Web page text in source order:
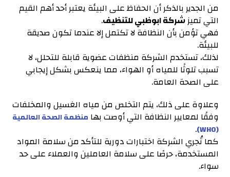
من الجدير بالذكر أن الحفاظ على البيئة يعتبر أحد أهم القيم
التي تميزشركة ابوظبي للتنظيف.
فهي تؤمن بأن النظافة لا تكتمل إلا عندما تكون صديقة
للبيئة.
لذلك، تستخدم الشركة منظفات عضوية قابلة للتحلل، لا
تسبب تلوثًا للمياه أو الهواء، مما ينعكس بشكل إيجابي
على الصحة العامة.
وعلاوة على ذلك، يتم التخلص من مياه الغسيل والمخلفات
وفقًا لمعايير النظافة التي أوصت بها منظمة الصحة العالمية
(WHO)
.
كما تُجري الشركة اختبارات دورية للتأكد من سلامة المواد
المستخدمة، حرصًا على سلامة العاملين والعملاء على حد
سواء.